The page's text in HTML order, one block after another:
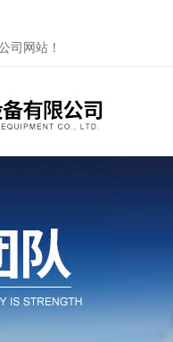
司网站！